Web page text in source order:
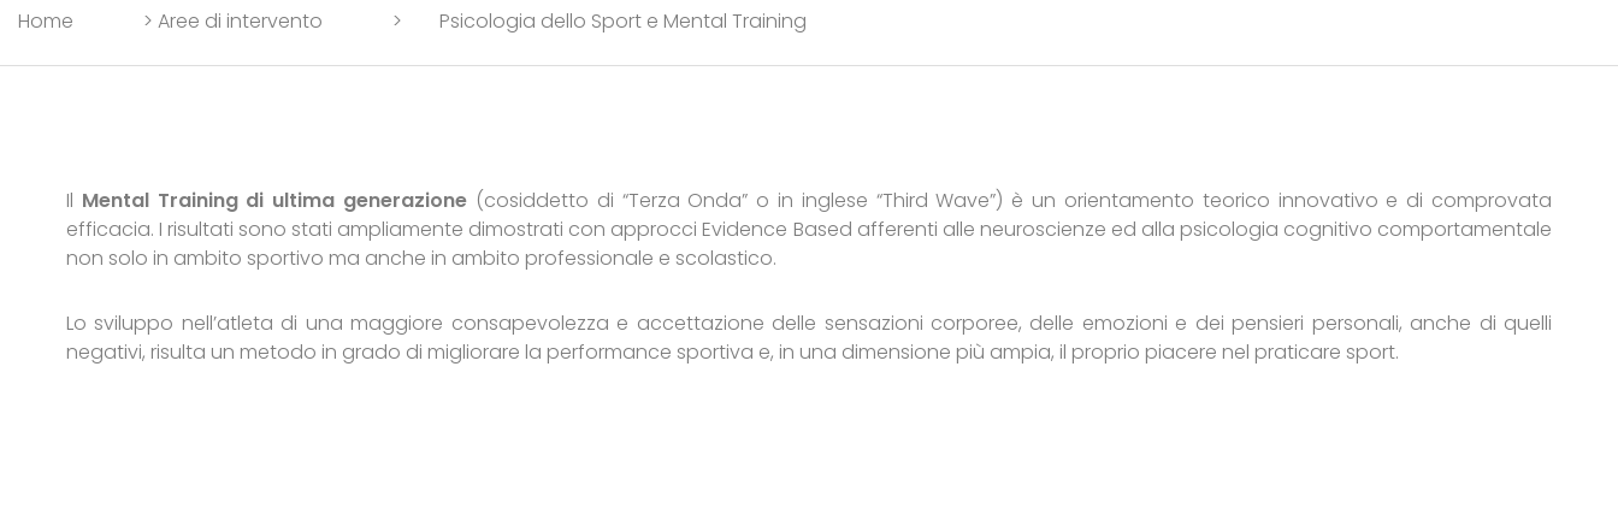
Home > Aree di intervento > Psicologia dello Sport e Mental Training
Il Mental Training di ultima generazione (cosiddetto di “Terza Onda” o in inglese “Third Wave”) è un orientamento teorico innovativo e di comprovata
efficacia. I risultati sono stati ampliamente dimostrati con approcci Evidence Based afferenti alle neuroscienze ed alla psicologia cognitivo comportamentale
non solo in ambito sportivo ma anche in ambito professionale e scolastico.
Lo sviluppo nell’atleta di una maggiore consapevolezza e accettazione delle sensazioni corporee, delle emozioni e dei pensieri personali, anche di quelli
negativi, risulta un metodo in grado di migliorare la performance sportiva e, in una dimensione più ampia, il proprio piacere nel praticare sport.